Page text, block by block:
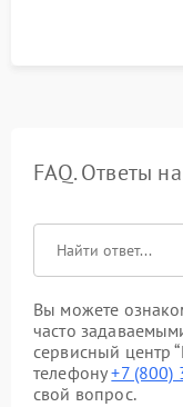
FAQ. Ответы
Вы можете
часто
сервисный центр
телефону+7 (800)
свой вопрос.